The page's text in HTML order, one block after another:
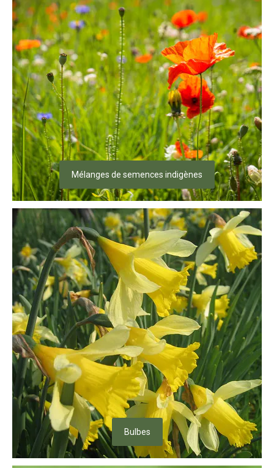
Mélanges de semences indigènes
Bulbes